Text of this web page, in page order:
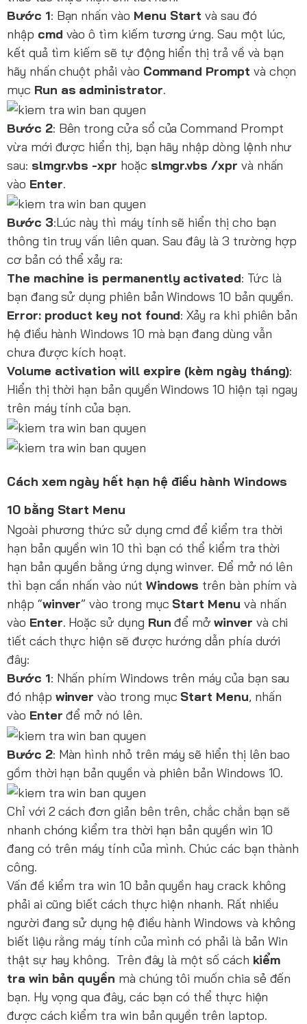
Bước 1: Bạn nhấn vào Menu Start và sau đó
nhập cmd vào ô tìm kiếm tương ứng. Sau một lúc,
kết quả tìm kiếm sẽ tự động hiển thị trả về và bạn
hãy nhấn chuột phải vào Command Prompt và chọn
mục Run as administrator.
Bước 2: Bên trong cửa sổ của Command Prompt
vừa mới được hiển thị, bạn hãy nhập dòng lệnh như
sau: slmgr.vbs -xpr hoặc slmgr.vbs /xpr và nhấn
vào Enter.
Bước 3:Lúc này thì máy tính sẽ hiển thị cho bạn
thông tin truy vấn liên quan. Sau đây là 3 trường hợp
cơ bản có thể xảy ra:
The machine is permanently activated: Tức là
bạn đang sử dụng phiên bản Windows 10 bản quyền.
Error: product key not found: Xảy ra khi phiên bản
hệ điều hành Windows 10 mà bạn đang dùng vẫn
chưa được kích hoạt.
Volume activation will expire (kèm ngày tháng):
Hiển thị thời hạn bản quyền Windows 10 hiện tại ngay
trên máy tính của bạn.
Cách xem ngày hết hạn hệ điều hành Windows
10 bằng Start Menu
Ngoài phương thức sử dụng cmd để kiểm tra thời
hạn bản quyền win 10 thì bạn có thể kiểm tra thời
hạn bản quyền bằng ứng dụng winver. Để mở nó lên
thì bạn cần nhấn vào nút Windows trên bàn phím và
nhập “winver” vào trong mục Start Menu và nhấn
vào Enter. Hoặc sử dụng Run để mởwinver và chi
tiết cách thực hiện sẽ được hướng dẫn phía dưới
đây:
Bước 1: Nhấn phím Windows trên máy của bạn sau
đó nhập winver vào trong mục Start Menu, nhấn
vào Enter để mở nó lên.
Bước 2: Màn hình nhỏ trên máy sẽ hiển thị lên bao
gồm thời hạn bản quyền và phiên bản Windows 10.
Chỉ với 2 cách đơn giản bên trên, chắc chắn bạn sẽ
nhanh chóng kiểm tra thời hạn bản quyền win 10
đang có trên máy tính của mình. Chúc các bạn thành
công.
Vấn đề kiểm tra win 10 bản quyền hay crack không
phải ai cũng biết cách thực hiện nhanh. Rất nhiều
người đang sử dụng hệ điều hành Windows và không
biết liệu rằng máy tính của mình có phải là bản Win
thật sự hay không. Trên đây là một số cách kiểm
tra win bản quyền mà chúng tôi muốn chia sẻ đến
bạn. Hy vọng qua đây, các bạn có thể thực hiện
được cách kiểm tra win bản quyền trên laptop.